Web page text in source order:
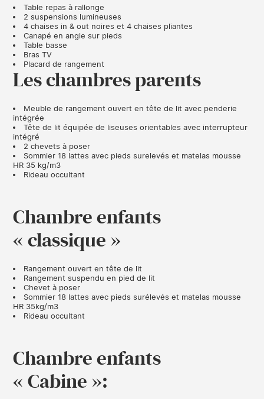
Table repas à rallonge
2 suspensions lumineuses
4 chaises in & out noires et 4 chaises pliantes
Canapé en angle sur pieds
Table basse
Bras TV
Placard de rangement
Les chambres parents
Meuble de rangement ouvert en tête de lit avec penderie
intégrée
Tête de lit équipée de liseuses orientables avec interrupteur
intégré
2 chevets à poser
Sommier 18 lattes avec pieds surelevés et matelas mousse
HR 35 kg/m3
Rideau occultant
Chambre enfants
« classique »
Rangement ouvert en tête de lit
Rangement suspendu en pied de lit
Chevet à poser
Sommier 18 lattes avec pieds surélevés et matelas mousse
HR 35kg/m3
Rideau occultant
Chambre enfants
« Cabine »: